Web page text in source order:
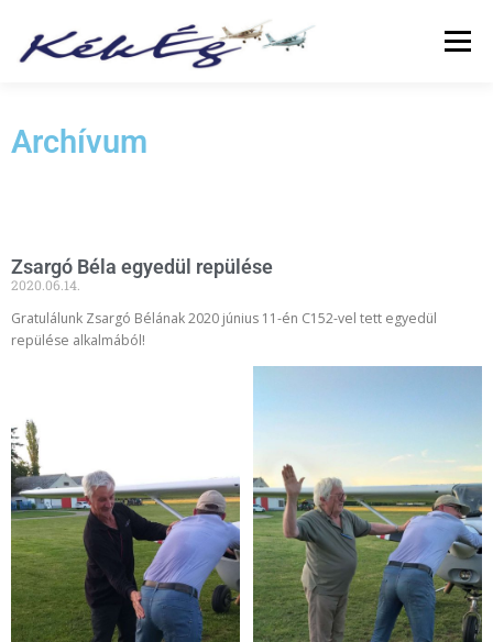
Menü
LINKEK
Archívum
Zsargó Béla egyedül repülése
2020.06.14.
Gratulálunk Zsargó Bélának 2020 június 11-én C152-vel tett egyedül
repülése alkalmából!